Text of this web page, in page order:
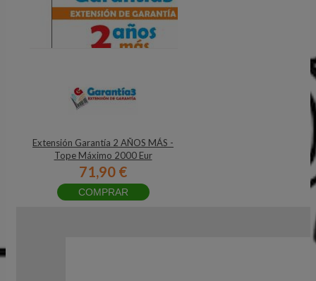
Extensión Garantía 2 AÑOS MÁS -
Tope Máximo 2000 Eur
71,90 €
COMPRAR